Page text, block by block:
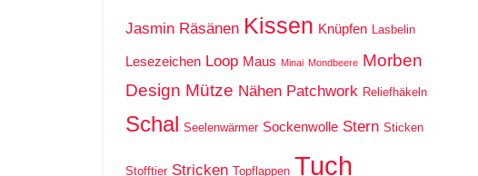
Jasmin Räsänen Kissen Knüpfen Lasbelin
Lesezeichen Loop Maus Minai Mondbeere Morben
Design Mütze Nähen Patchwork Reliefhäkeln
Schal Seelenwärmer Sockenwolle Stern Sticken
Stofftier Stricken Topflappen Tuch